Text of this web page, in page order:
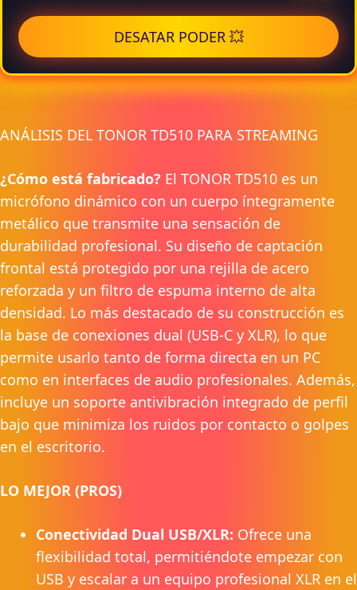
DESATAR PODER 💥
ANÁLISIS DEL TONOR TD510 PARA STREAMING
¿Cómo está fabricado? El TONOR TD510 es un
micrófono dinámico con un cuerpo íntegramente
metálico que transmite una sensación de
durabilidad profesional. Su diseño de captación
frontal está protegido por una rejilla de acero
reforzada y un filtro de espuma interno de alta
densidad. Lo más destacado de su construcción es
la base de conexiones dual (USB-C y XLR), lo que
permite usarlo tanto de forma directa en un PC
como en interfaces de audio profesionales. Además,
incluye un soporte antivibración integrado de perfil
bajo que minimiza los ruidos por contacto o golpes
en el escritorio.
LO MEJOR (PROS)
Conectividad Dual USB/XLR: Ofrece una
flexibilidad total, permitiéndote empezar con
USB y escalar a un equipo profesional XLR en el